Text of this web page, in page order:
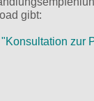
gibt:
zur